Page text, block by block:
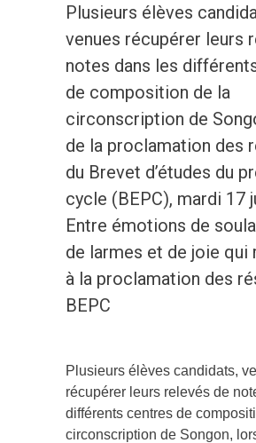
Plusieurs élèves
venues récupérer leurs
notes dans les
de composition de la
circonscription de
de la proclamation des
du Brevet d’études du
cycle (BEPC), mardi 17
Entre émotions de
de larmes et de joie qui
à la proclamation des
BEPC
Plusieurs élèves candidats,
récupérer leurs relevés de
différents centres de
circonscription de Songon,